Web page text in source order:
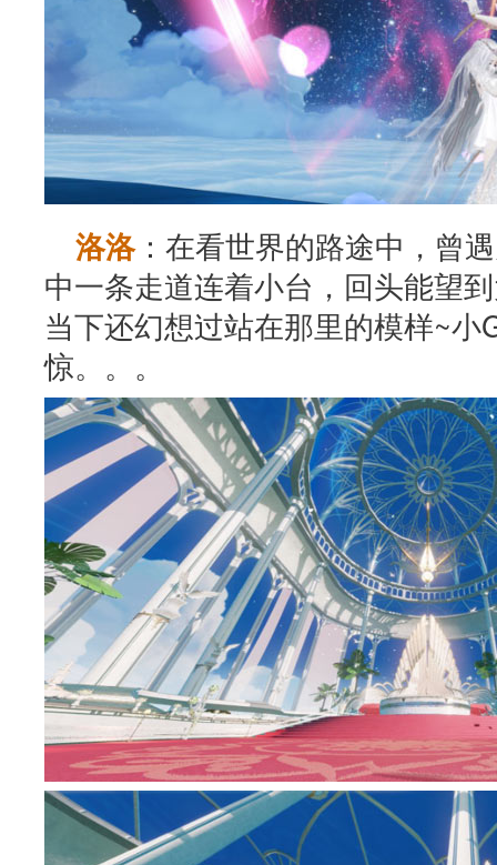
洛洛：在看世界的路途中，曾
中一条走道连着小台，回头能望
当下还幻想过站在那里的模样~
惊。。。